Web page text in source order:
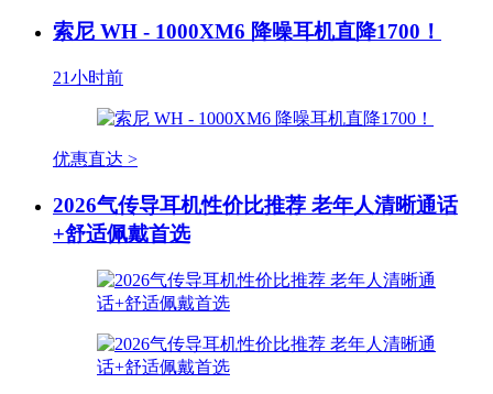
索尼 WH - 1000XM6 降噪耳机直降1700！
21小时前
优惠直达 >
2026气传导耳机性价比推荐 老年人清晰通话
+舒适佩戴首选